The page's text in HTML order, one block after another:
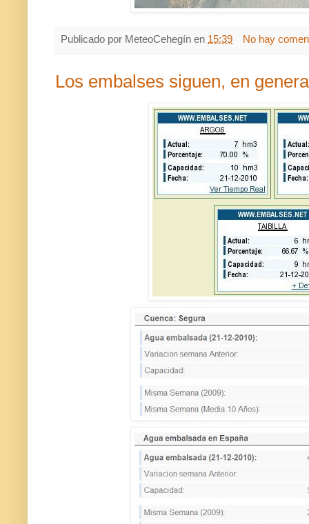
Publicado por MeteoCehegín en 15:39 No hay
Los embalses siguen, en